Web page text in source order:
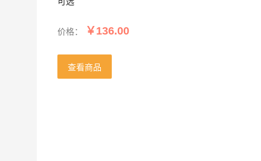
价格： ￥136.00
查看商品